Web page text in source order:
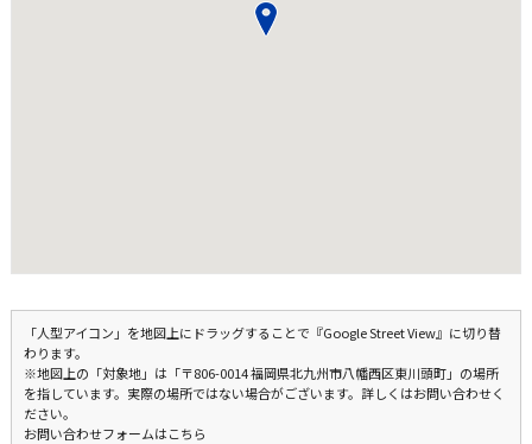
「人型アイコン」を地図上にドラッグすることで『Google Street View』に切り替
わります。
※地図上の「対象地」は「〒806-0014 福岡県北九州市八幡西区東川頭町」の場所
を指しています。実際の場所ではない場合がございます。詳しくはお問い合わせく
ださい。
お問い合わせフォームはこちら